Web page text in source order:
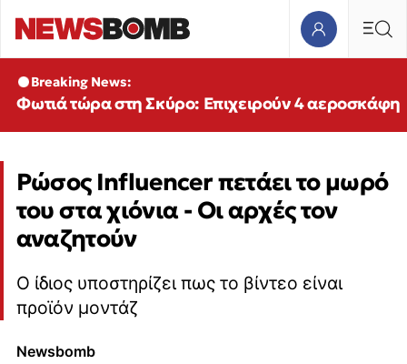
Breaking News:
Φωτιά τώρα στη Σκύρο: Επιχειρούν 4 αεροσκάφη
Ρώσος Influencer πετάει το μωρό
του στα χιόνια - Οι αρχές τον
αναζητούν
Ο ίδιος υποστηρίζει πως το βίντεο είναι
προϊόν μοντάζ
Newsbomb